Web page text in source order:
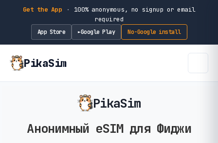
Get the App ·
100% anonymous, no signup or email
required
App Store ►Google Play No-Google install
PikaSim
PikaSim
Анонимный eSIM для Фиджи